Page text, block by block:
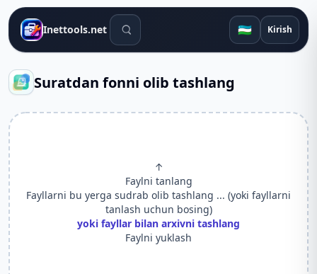
Inettools.net Qidiruv vositalari 🇺🇿 Kirish
Suratdan fonni olib tashlang
↑
Faylni tanlang
Fayllarni bu yerga sudrab olib tashlang ... (yoki fayllarni
tanlash uchun bosing)
yoki fayllar bilan arxivni tashlang
Faylni yuklash